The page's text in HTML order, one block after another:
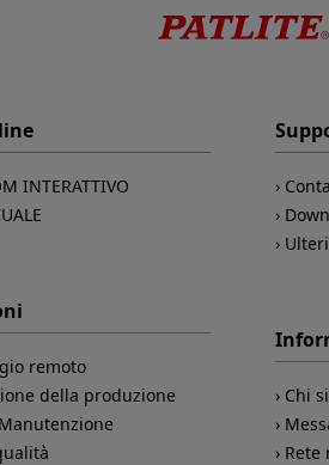
INTERATTIVO
remoto
della produzione
Chi
Rete